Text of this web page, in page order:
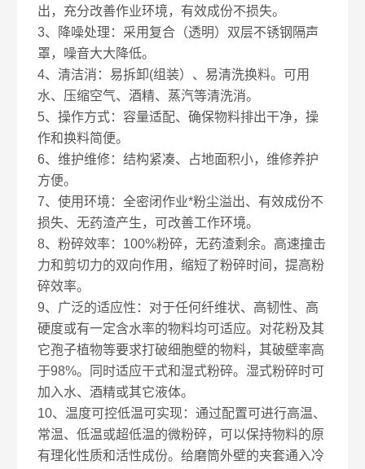
出，充分改善作业环境，有效成份不损失。
3、降噪处理：采用复合（透明）双层不锈钢隔声
罩，噪音大大降低。
4、清洁消：易拆卸(组装）、易清洗换料。可用
水、压缩空气、酒精、蒸汽等清洗消。
5、操作方式：容量适配、确保物料排出干净，操
作和换料简便。
6、维护维修：结构紧凑、占地面积小，维修养护
方便。
7、使用环境：全密闭作业*粉尘溢出、有效成份不
损失、无药渣产生，可改善工作环境。
8、粉碎效率：100%粉碎，无药渣剩余。高速撞击
力和剪切力的双向作用，缩短了粉碎时间，提高粉
碎效率。
9、广泛的适应性：对于任何纤维状、高韧性、高
硬度或有一定含水率的物料均可适应。对花粉及其
它孢子植物等要求打破细胞壁的物料，其破壁率高
于98%。同时适应干式和湿式粉碎。湿式粉碎时可
加入水、酒精或其它液体。
10、温度可控低温可实现：通过配置可进行高温、
常温、低温或超低温的微粉碎，可以保持物料的原
有理化性质和活性成份。给磨筒外壁的夹套通入冷